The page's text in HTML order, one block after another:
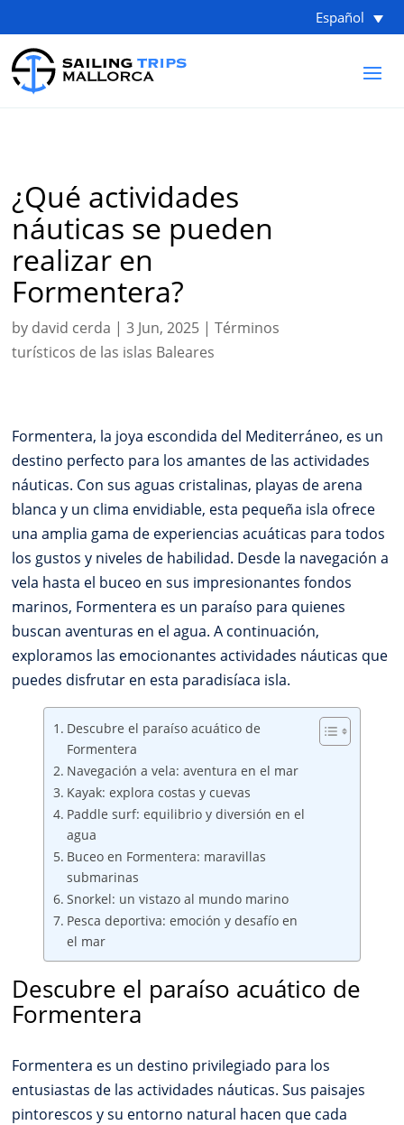
Español
¿Qué actividades
náuticas se pueden
realizar en
Formentera?
by david cerda |3 Jun, 2025 |Términos
turísticos de las islas Baleares
Formentera, la joya escondida del Mediterráneo, es un
destino perfecto para los amantes de las actividades
náuticas. Con sus aguas cristalinas, playas de arena
blanca y un clima envidiable, esta pequeña isla ofrece
una amplia gama de experiencias acuáticas para todos
los gustos y niveles de habilidad. Desde la navegación a
vela hasta el buceo en sus impresionantes fondos
marinos, Formentera es un paraíso para quienes
buscan aventuras en el agua. A continuación,
exploramos las emocionantes actividades náuticas que
puedes disfrutar en esta paradisíaca isla.
Descubre el paraíso acuático de
Formentera
Navegación a vela: aventura en el mar
Kayak: explora costas y cuevas
Paddle surf: equilibrio y diversión en el
agua
Buceo en Formentera: maravillas
submarinas
Snorkel: un vistazo al mundo marino
Pesca deportiva: emoción y desafío en
el mar
Descubre el paraíso acuático de
Formentera
Formentera es un destino privilegiado para los
entusiastas de las actividades náuticas. Sus paisajes
pintorescos y su entorno natural hacen que cada